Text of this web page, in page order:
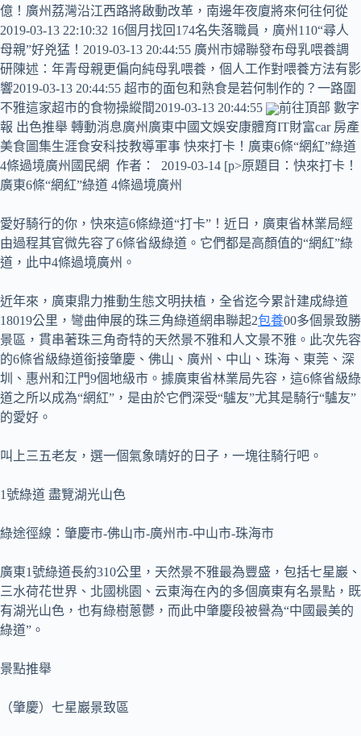
億！廣州荔灣沿江西路將啟動改革，南邊年夜廈將來何往何從
2019-03-13 22:10:32 16個月找回174名失落職員，廣州110“尋人
母親”好兇猛！2019-03-13 20:44:55 廣州市婦聯發布母乳喂養調
研陳述：年青母親更偏向純母乳喂養，個人工作對喂養方法有影
響2019-03-13 20:44:55 超市的面包和熟食是若何制作的？一路圍
不雅這家超市的食物操縱間2019-03-13 20:44:55
前往頂部 數字
報 出色推舉 轉動消息廣州廣東中國文娛安康體育IT財富car 房產
美食圖集生涯食安科技教導軍事 快來打卡！廣東6條“網紅”綠道
4條過境廣州國民網 作者： 2019-03-14 [p>原題目：快來打卡！
廣東6條“網紅”綠道 4條過境廣州
愛好騎行的你，快來這6條綠道“打卡”！近日，廣東省林業局經
由過程其官微先容了6條省級綠道。它們都是高顏值的“網紅”綠
道，此中4條過境廣州。
近年來，廣東鼎力推動生態文明扶植，全省迄今累計建成綠道
18019公里，彎曲伸展的珠三角綠道網串聯起2包養00多個景致勝
景區，貫串著珠三角奇特的天然景不雅和人文景不雅。此次先容
的6條省級綠道銜接肇慶、佛山、廣州、中山、珠海、東莞、深
圳、惠州和江門9個地級市。據廣東省林業局先容，這6條省級綠
道之所以成為“網紅”，是由於它們深受“驢友”尤其是騎行“驢友”
的愛好。
叫上三五老友，選一個氣象晴好的日子，一塊往騎行吧。
1號綠道 盡覽湖光山色
綠途徑線：肇慶市-佛山市-廣州市-中山市-珠海市
廣東1號綠道長約310公里，天然景不雅最為豐盛，包括七星巖、
三水荷花世界、北國桃園、云東海在內的多個廣東有名景點，既
有湖光山色，也有綠樹蔥鬱，而此中肇慶段被譽為“中國最美的
綠道”。
景點推舉
（肇慶）七星巖景致區